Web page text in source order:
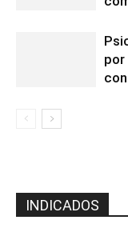
por
INDICADOS